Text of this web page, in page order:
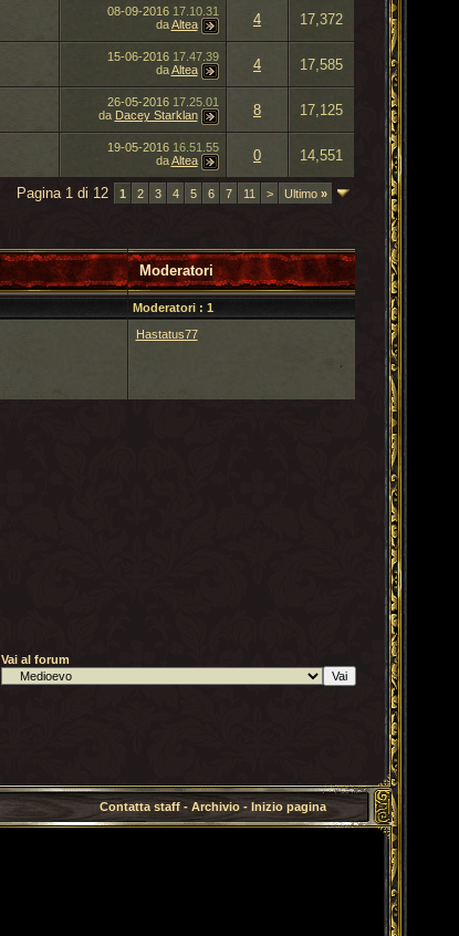
08-09-2016 17.10.31
daAltea 4 17,372
15-06-2016 17.47.39
daAltea 4 17,585
26-05-2016 17.25.01
da Dacey Starklan 8 17,125
19-05-2016 16.51.55
daAltea 0 14,551
Pagina 1 di 12 1 2 3 4 5 6 7 11 > Ultimo»
Moderatori
Moderatori : 1
Hastatus77
Vai al forum
Contatta staff- Archivio- Inizio pagina